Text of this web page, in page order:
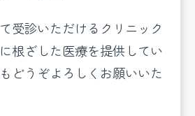
受診いただけるクリニック
根ざした医療を提供してい
どうぞよろしくお願いいた